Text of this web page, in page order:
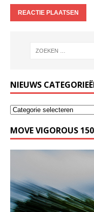
NIEUWS
MOVE VIGOROUS